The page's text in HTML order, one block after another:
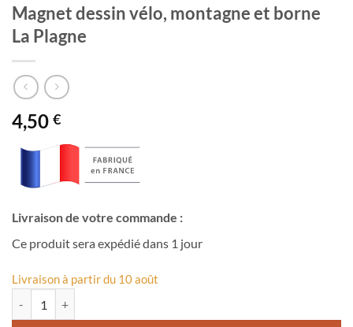
Magnet dessin vélo, montagne et borne
La Plagne
4,50 €
Livraison de votre commande :
Ce produit sera expédié dans 1 jour
Livraison à partir du 10 août